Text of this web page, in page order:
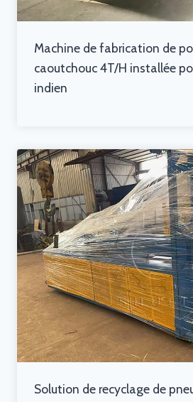
Machine de fabrication de
caoutchouc 4T/H installée
indien
Solution de recyclage de